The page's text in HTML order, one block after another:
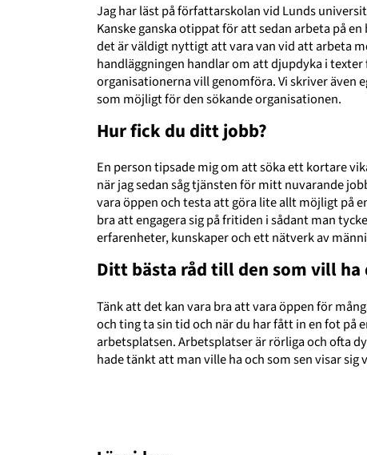
Jag har läst på författarskolan vid Lunds
Kanske ganska otippat för att sedan arbeta på
det är väldigt nyttigt att vara van vid att arbeta
handläggningen handlar om att djupdyka i
organisationerna vill genomföra. Vi skriver även
som möjligt för den sökande organisationen.
Hur fick du ditt jobb?
En person tipsade mig om att söka ett kortare
när jag sedan såg tjänsten för mitt nuvarande
vara öppen och testa att göra lite allt möjligt på
bra att engagera sig på fritiden i sådant man
erfarenheter, kunskaper och ett nätverk av
Ditt bästa råd till den som vill
Tänk att det kan vara bra att vara öppen för
och ting ta sin tid och när du har fått in en fot på
arbetsplatsen. Arbetsplatser är rörliga och ofta
hade tänkt att man ville ha och som sen visar sig